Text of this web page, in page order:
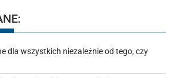
dla wszystkich niezależnie od tego, czy